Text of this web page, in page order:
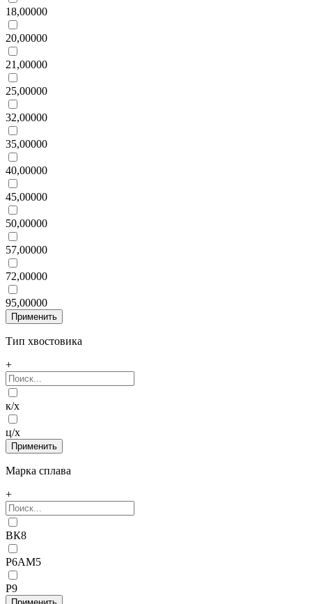
18,00000
20,00000
21,00000
25,00000
32,00000
35,00000
40,00000
45,00000
50,00000
57,00000
72,00000
95,00000
Тип хвостовика
+
к/х
ц/х
Марка сплава
+
ВК8
Р6АМ5
Р9